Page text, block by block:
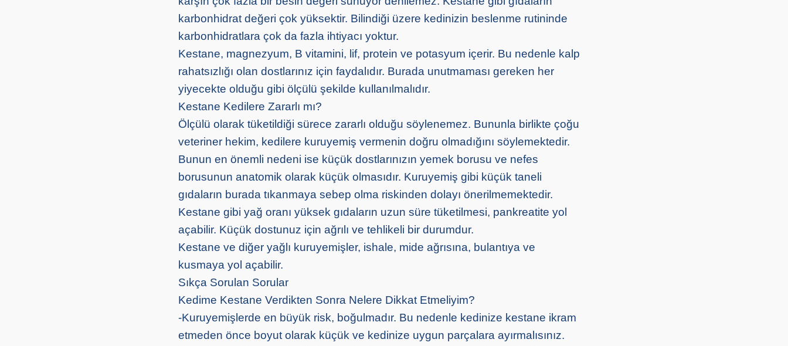
karbonhidrat değeri çok yüksektir. Bilindiği üzere kedinizin beslenme rutininde
karbonhidratlara çok da fazla ihtiyacı yoktur.
Kestane, magnezyum, B vitamini, lif, protein ve potasyum içerir. Bu nedenle kalp
rahatsızlığı olan dostlarınız için faydalıdır. Burada unutmaması gereken her
yiyecekte olduğu gibi ölçülü şekilde kullanılmalıdır.
Kestane Kedilere Zararlı mı?
Ölçülü olarak tüketildiği sürece zararlı olduğu söylenemez. Bununla birlikte çoğu
veteriner hekim, kedilere kuruyemiş vermenin doğru olmadığını söylemektedir.
Bunun en önemli nedeni ise küçük dostlarınızın yemek borusu ve nefes
borusunun anatomik olarak küçük olmasıdır. Kuruyemiş gibi küçük taneli
gıdaların burada tıkanmaya sebep olma riskinden dolayı önerilmemektedir.
Kestane gibi yağ oranı yüksek gıdaların uzun süre tüketilmesi, pankreatite yol
açabilir. Küçük dostunuz için ağrılı ve tehlikeli bir durumdur.
Kestane ve diğer yağlı kuruyemişler, ishale, mide ağrısına, bulantıya ve
kusmaya yol açabilir.
Sıkça Sorulan Sorular
Kedime Kestane Verdikten Sonra Nelere Dikkat Etmeliyim?
-Kuruyemişlerde en büyük risk, boğulmadır. Bu nedenle kedinize kestane ikram
etmeden önce boyut olarak küçük ve kedinize uygun parçalara ayırmalısınız.